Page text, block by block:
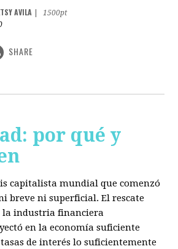
AVILA
1500pt
SHARE
por qué y
capitalista mundial que comenzó
breve ni superficial. El rescate
la industria financiera
en la economía suficiente
de interés lo suficientemente